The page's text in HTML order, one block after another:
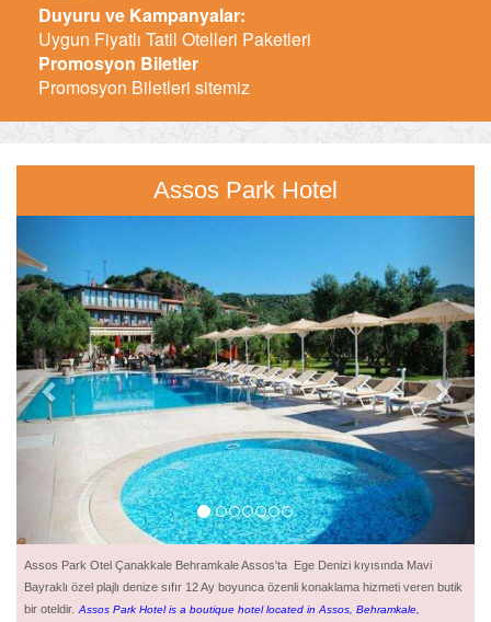
Duyuru ve Kampanyalar:
Uygun Fiyatlı Tatil Otelleri Paketleri
Promosyon Biletler
Promosyon Biletleri sitemiz
Assos Park Hotel
Assos Park Otel Çanakkale Behramkale Assos'ta Ege Denizi kıyısında Mavi
Bayraklı özel plajlı denize sıfır 12 Ay boyunca özenli konaklama hizmeti veren butik
bir oteldir. Assos Park Hotel is a boutique hotel located in Assos, Behramkale,